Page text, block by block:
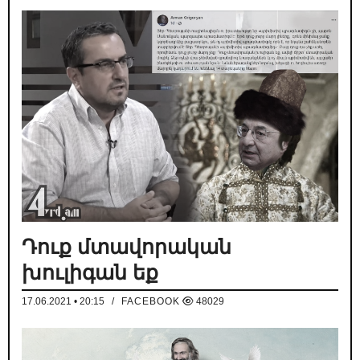
Դուք մտավորական
խուլիգան եք
17.06.2021 • 20:15 / FACEBOOK 48029